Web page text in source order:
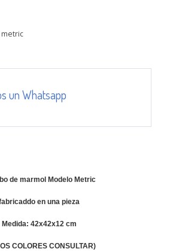
un Whatsapp
de marmol Modelo Metric
en una pieza
Medida: 42x42x12 cm
COLORES CONSULTAR)